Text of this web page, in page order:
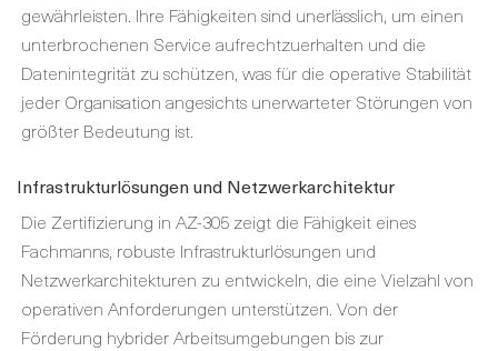
gewährleisten. Ihre Fähigkeiten sind unerlässlich, um einen
unterbrochenen Service aufrechtzuerhalten und die
Datenintegrität zu schützen, was für die operative Stabilität
jeder Organisation angesichts unerwarteter Störungen von
größter Bedeutung ist.
Infrastrukturlösungen und Netzwerkarchitektur
Die Zertifizierung in AZ-305 zeigt die Fähigkeit eines
Fachmanns, robuste Infrastrukturlösungen und
Netzwerkarchitekturen zu entwickeln, die eine Vielzahl von
operativen Anforderungen unterstützen. Von der
Förderung hybrider Arbeitsumgebungen bis zur